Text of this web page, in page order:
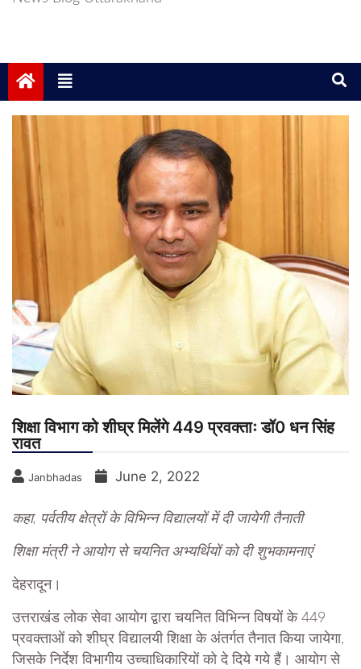
शिक्षा विभाग को शीघ्र मिलेंगे 449 प्रवक्ताः डॉ0 धन सिंह
रावत
Janbhadas June 2, 2022
कहा, पर्वतीय क्षेत्रों के विभिन्न विद्यालयों में दी जायेगी तैनाती
शिक्षा मंत्री ने आयोग से चयनित अभ्यर्थियों को दी शुभकामनाएं
देहरादून।
उत्तराखंड लोक सेवा आयोग द्वारा चयनित विभिन्न विषयों के 449
प्रवक्ताओं को शीघ्र विद्यालयी शिक्षा के अंतर्गत तैनात किया जायेगा,
जिसके निर्देश विभागीय उच्चाधिकारियों को दे दिये गये हैं। आयोग से